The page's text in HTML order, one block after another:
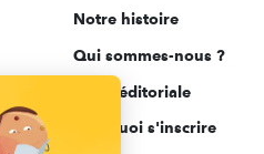
Notre histoire
Qui sommes-nous ?
Ligne éditoriale
Pourquoi s'inscrire